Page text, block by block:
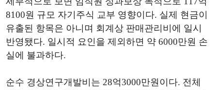
8100원 규모 자기주식 교부 영향이다. 실제 현금이
유출된 항목은 아니며 회계상 판매관리비에 일시
반영됐다. 일시적 요인을 제외하면 약 6000만원 손
실에 불과하다.
순수 경상연구개발비는 28억3000만원이다. 전체